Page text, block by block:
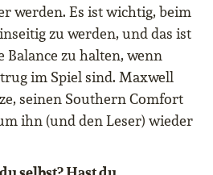
werden. Es ist wichtig, beim
zu werden, und das ist
Balance zu halten, wenn
im Spiel sind. Maxwell
seinen Southern Comfort
ihn (und den Leser) wieder